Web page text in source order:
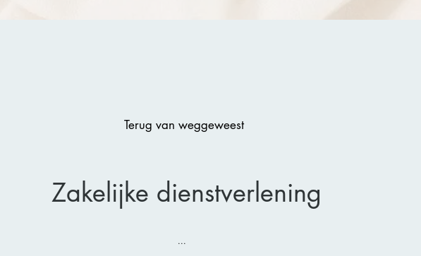
Terug van weggeweest
...
Zakelijke dienstverlening